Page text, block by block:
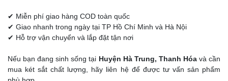
✔ Miễn phí giao hàng COD toàn quốc
✔ Giao nhanh trong ngày tại TP Hồ Chí Minh và Hà Nội
✔ Hỗ trợ vận chuyển và lắp đặt tận nơi
Nếu bạn đang sinh sống tại Huyện Hà Trung, Thanh Hóavà cần
mua két sắt chất lượng, hãy liên hệ để được tư vấn sản phẩm